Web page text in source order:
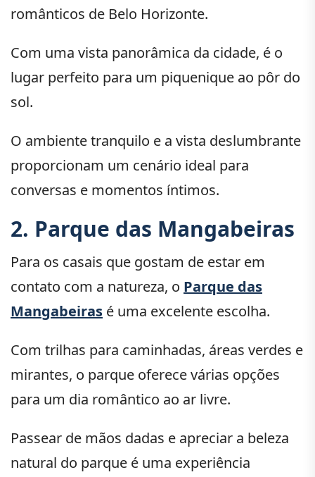
românticos de Belo Horizonte.
Com uma vista panorâmica da cidade, é o
lugar perfeito para um piquenique ao pôr do
sol.
O ambiente tranquilo e a vista deslumbrante
proporcionam um cenário ideal para
conversas e momentos íntimos.
2. Parque das Mangabeiras
Para os casais que gostam de estar em
contato com a natureza, o Parque das
Mangabeiras é uma excelente escolha.
Com trilhas para caminhadas, áreas verdes e
mirantes, o parque oferece várias opções
para um dia romântico ao ar livre.
Passear de mãos dadas e apreciar a beleza
natural do parque é uma experiência